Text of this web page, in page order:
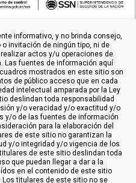
informativo, y no brinda consejo,
invitación de ningún tipo, ni de
actos y/u operaciones de
Las fuentes de información aquí
mostrados en este sitio son
de público acceso que en cada
intelectual amparada por la Ley
deslindan toda responsabilidad
y/o veracidad y/o exactitud y/o
y/o de las fuentes de información
para la elaboración del
de este sitio no garantizan la
y/o integridad y/o vigencia de los
de este sitio deslindan toda
que puedan llegar a dar a la
en el contenido de este sitio
titulares de este sitio no se